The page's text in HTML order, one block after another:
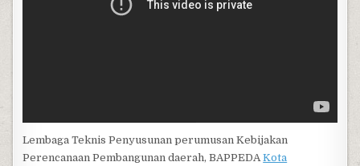
Lembaga Teknis Penyusunan perumusan Kebijakan
Perencanaan Pembangunan daerah, BAPPEDAKota